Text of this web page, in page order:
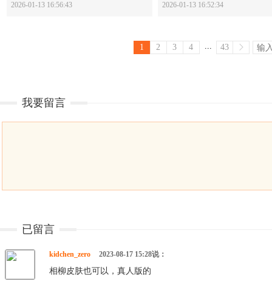
2026-01-13 16:56:43
2026-01-13 16:52:34
1 2 3 4 ... 43
我要留言
已留言
kidchen_zero 2023-08-17 15:28说：
相柳皮肤也可以，真人版的